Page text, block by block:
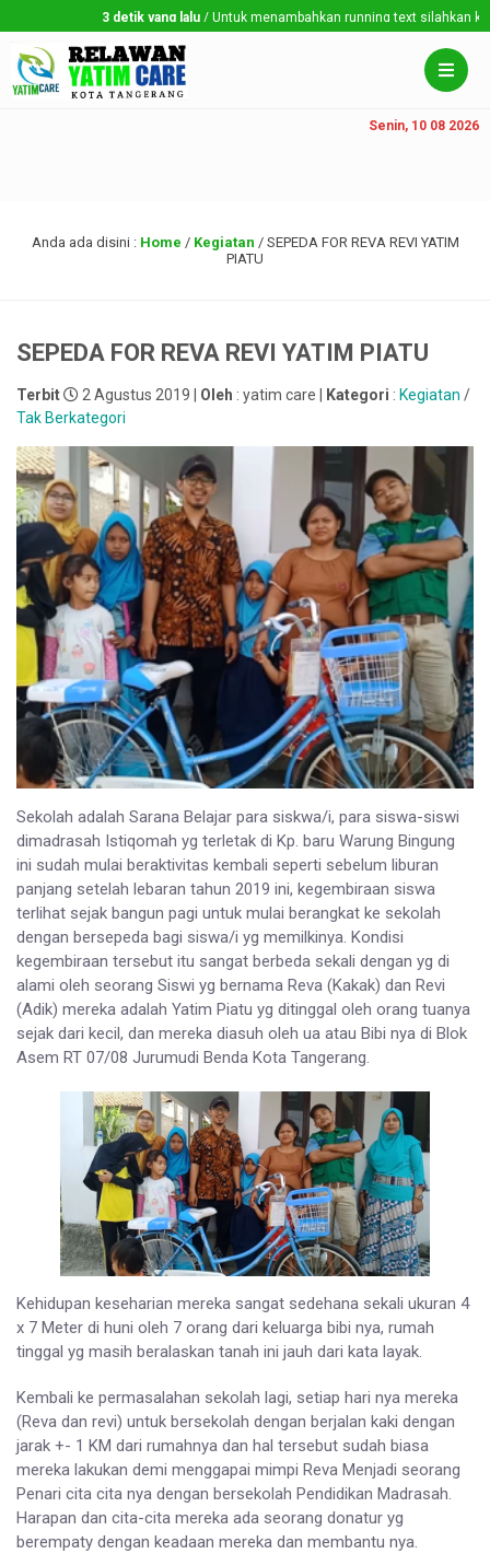
3 detik yang lalu/ Untuk menambahkan running text silahkan ke
Senin, 10 08 2026
Anda ada disini : Home / Kegiatan / SEPEDA FOR REVA REVI YATIM
PIATU
SEPEDA FOR REVA REVI YATIM PIATU
Terbit 2 Agustus 2019 | Oleh : yatim care | Kategori : Kegiatan /
Tak Berkategori
Sekolah adalah Sarana Belajar para siskwa/i, para siswa-siswi
dimadrasah Istiqomah yg terletak di Kp. baru Warung Bingung
ini sudah mulai beraktivitas kembali seperti sebelum liburan
panjang setelah lebaran tahun 2019 ini, kegembiraan siswa
terlihat sejak bangun pagi untuk mulai berangkat ke sekolah
dengan bersepeda bagi siswa/i yg memilkinya. Kondisi
kegembiraan tersebut itu sangat berbeda sekali dengan yg di
alami oleh seorang Siswi yg bernama Reva (Kakak) dan Revi
(Adik) mereka adalah Yatim Piatu yg ditinggal oleh orang tuanya
sejak dari kecil, dan mereka diasuh oleh ua atau Bibi nya di Blok
Asem RT 07/08 Jurumudi Benda Kota Tangerang.
Kehidupan keseharian mereka sangat sedehana sekali ukuran 4
x 7 Meter di huni oleh 7 orang dari keluarga bibi nya, rumah
tinggal yg masih beralaskan tanah ini jauh dari kata layak.
Kembali ke permasalahan sekolah lagi, setiap hari nya mereka
(Reva dan revi) untuk bersekolah dengan berjalan kaki dengan
jarak +- 1 KM dari rumahnya dan hal tersebut sudah biasa
mereka lakukan demi menggapai mimpi Reva Menjadi seorang
Penari cita cita nya dengan bersekolah Pendidikan Madrasah.
Harapan dan cita-cita mereka ada seorang donatur yg
berempaty dengan keadaan mereka dan membantu nya.